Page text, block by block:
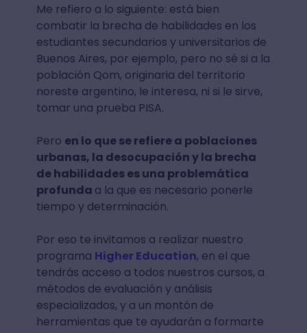
Me refiero a lo siguiente: está bien
combatir la brecha de habilidades en los
estudiantes secundarios y universitarios de
Buenos Aires, por ejemplo, pero no sé si a la
población Qom, originaria del territorio
noreste argentino, le interesa, ni si le sirve,
tomar una prueba PISA.
Pero en lo que se refiere a poblaciones
urbanas, la desocupación y la brecha
de habilidades es una problemática
profunda a la que es necesario ponerle
tiempo y determinación.
Por eso te invitamos a realizar nuestro
programa Higher Education, en el que
tendrás acceso a todos nuestros cursos, a
métodos de evaluación y análisis
especializados, y a un montón de
herramientas que te ayudarán a formarte